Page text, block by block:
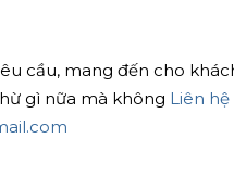
cầu, mang đến cho
gì nữa mà không Liên hệ